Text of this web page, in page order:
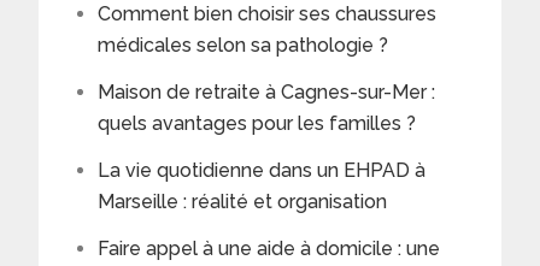
Comment bien choisir ses chaussures
médicales selon sa pathologie ?
Maison de retraite à Cagnes-sur-Mer :
quels avantages pour les familles ?
La vie quotidienne dans un EHPAD à
Marseille : réalité et organisation
Faire appel à une aide à domicile : une